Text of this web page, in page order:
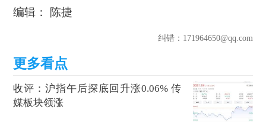
编辑： 陈捷
纠错：171964650@qq.com
收评：沪指午后探底回升涨0.06% 传
媒板块领涨